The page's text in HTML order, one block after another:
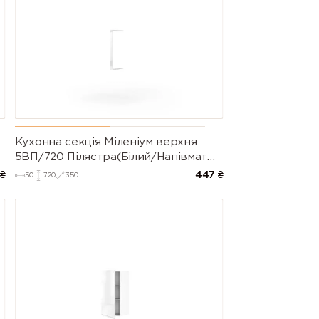
₴
Кухонна секція Міленіум верхня
5ВП/720 Пілястра(Білий/Напівмат
Білий 9003)
50 720 350 447 ₴